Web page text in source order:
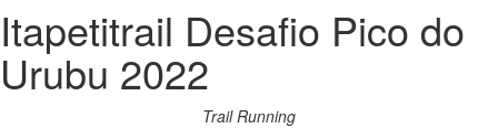
Itapetitrail Desafio Pico do
Urubu 2022
Trail Running